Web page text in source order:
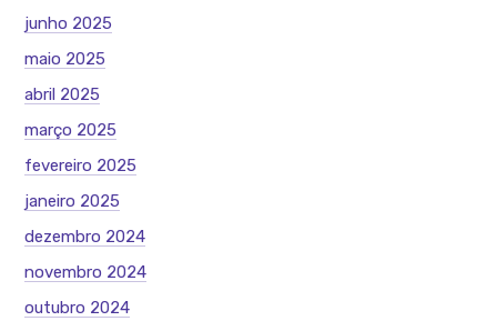
junho 2025
maio 2025
abril 2025
março 2025
fevereiro 2025
janeiro 2025
dezembro 2024
novembro 2024
outubro 2024